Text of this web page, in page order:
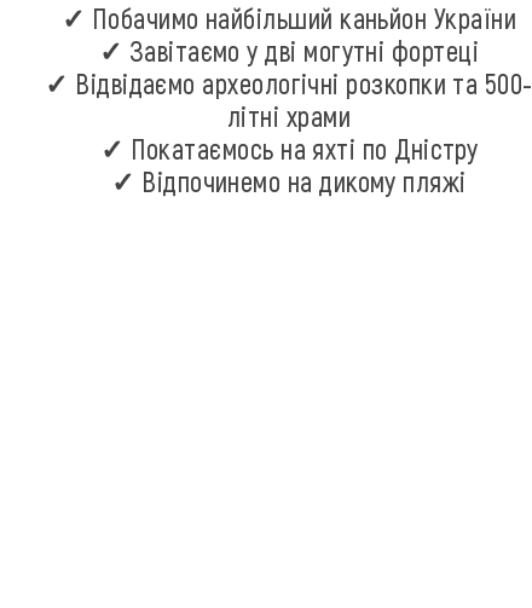
✓ Побачимо найбільший каньйон України
✓ Завітаємо у дві могутні фортеці
✓ Відвідаємо археологічні розкопки та 500-
літні храми
✓ Покатаємось на яхті по Дністру
✓ Відпочинемо на дикому пляжі